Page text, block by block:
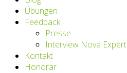
Übungen
Feedback
Presse
Interview Nova Expert
Kontakt
Honorar